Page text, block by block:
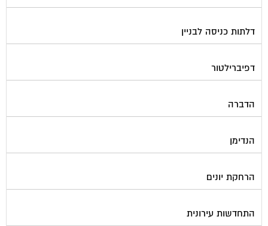
דלתות כניסה לבניין
דפיברילטור
הדברה
הנדימן
הרחקת יונים
התחדשות עירונית